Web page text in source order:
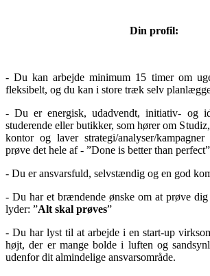
Din profil:
- Du kan arbejde minimum 15 timer om
fleksibelt, og du kan i store træk selv
- Du er energisk, udadvendt, initiativ- og
studerende eller butikker, som hører om
kontor og laver strategi/analyser/
prøve det hele af - ”Done is better than
- Du er ansvarsfuld, selvstændig og en god
- Du har et brændende ønske om at prøve
lyder: ”Alt skal prøves”
- Du har lyst til at arbejde i en start-up
højt, der er mange bolde i luften og
udenfor dit almindelige ansvarsområde.